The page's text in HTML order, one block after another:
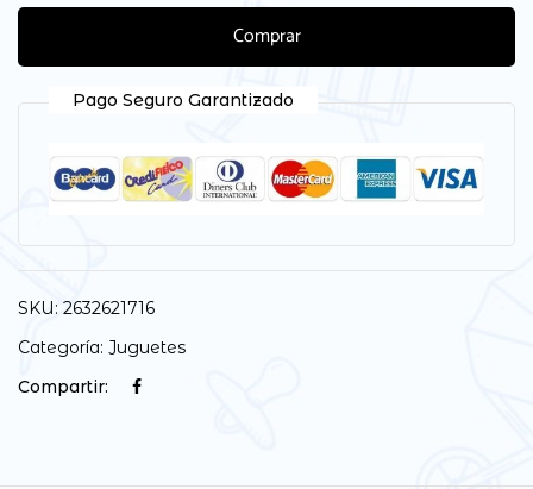
Comprar
Pago Seguro Garantizado
SKU: 2632621716
Categoría: Juguetes
Compartir: